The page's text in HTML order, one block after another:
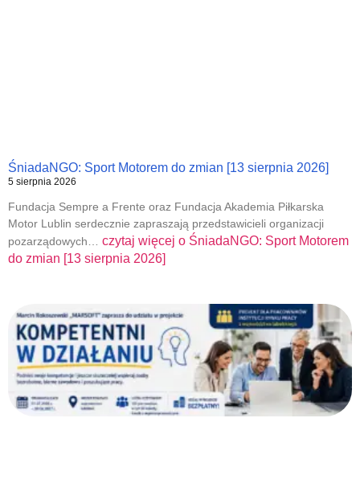
ŚniadaNGO: Sport Motorem do zmian [13 sierpnia 2026]
5 sierpnia 2026
Fundacja Sempre a Frente oraz Fundacja Akademia Piłkarska
Motor Lublin serdecznie zapraszają przedstawicieli organizacji
pozarządowych… czytaj więcej o ŚniadaNGO: Sport Motorem
do zmian [13 sierpnia 2026]